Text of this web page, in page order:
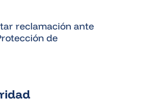
reclamación ante
de